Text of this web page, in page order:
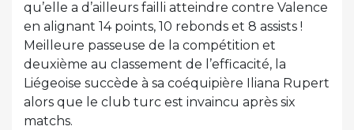
qu’elle a d’ailleurs failli atteindre contre Valence
en alignant 14 points, 10 rebonds et 8 assists !
Meilleure passeuse de la compétition et
deuxième au classement de l’efficacité, la
Liégeoise succède à sa coéquipière Iliana Rupert
alors que le club turc est invaincu après six
matchs.